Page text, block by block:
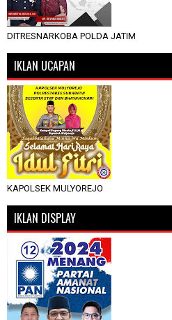
DITRESNARKOBA POLDA JATIM
IKLAN UCAPAN
KAPOLSEK MULYOREJO
IKLAN DISPLAY